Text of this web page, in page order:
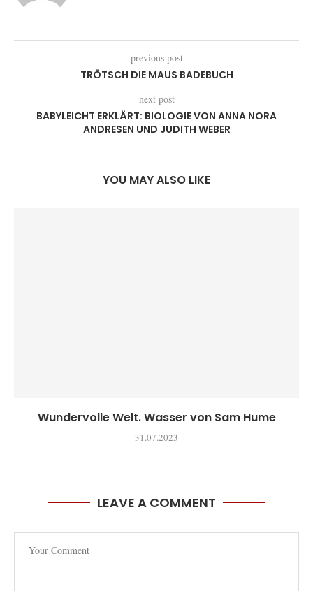
previous post
TRÖTSCH DIE MAUS BADEBUCH
next post
BABYLEICHT ERKLÄRT: BIOLOGIE VON ANNA NORA
ANDRESEN UND JUDITH WEBER
YOU MAY ALSO LIKE
Wundervolle Welt. Wasser von Sam Hume
31.07.2023
LEAVE A COMMENT